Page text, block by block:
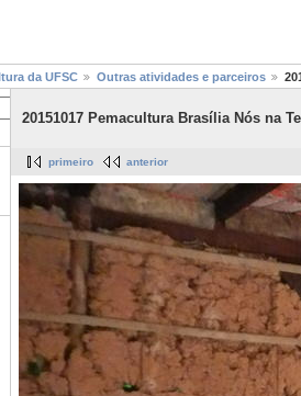
da UFSC Outras atividades e parceiros
20151017 Pemacultura Brasília Nós na
primeiro anterior